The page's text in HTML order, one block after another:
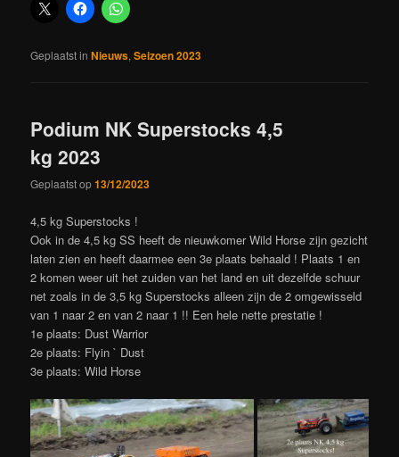
Geplaatst in Nieuws,Seizoen 2023
Podium NK Superstocks 4,5
kg 2023
Geplaatst op13/12/2023
4,5 kg Superstocks !
Ook in de 4,5 kg SS heeft de nieuwkomer Wild Horse zijn gezicht
laten zien en heeft daarmee een 3e plaats behaald ! Plaats 1 en
2 komen weer uit het zuiden van het land en uit dezelfde schuur
net zoals in de 3,5 kg Superstocks alleen zijn de 2 omgewisseld
van 1 naar 2 en van 2 naar 1 !! Een hele nette prestatie !
1e plaats: Dust Warrior
2e plaats: Flyin ` Dust
3e plaats: Wild Horse